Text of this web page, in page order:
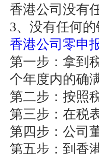
香港公司没有
3、没有任何
香港公司零申
第一步：拿到
个年度内的确
第二步：按照
第三步：在税
第四步：公司
第五步：到香